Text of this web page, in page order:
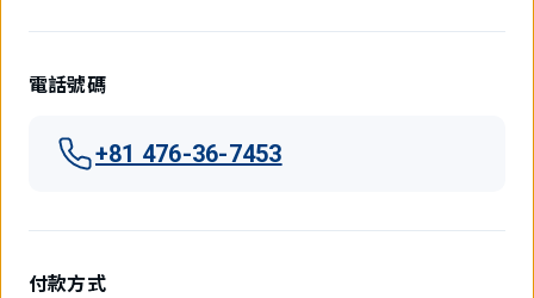
電話號碼
+81 476-36-7453
付款方式